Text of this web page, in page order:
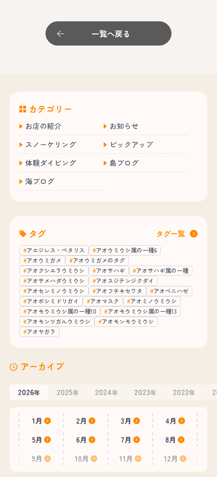
一覧へ戻る
カテゴリー
お店の紹介
お知らせ
スノーケリング
ピックアップ
体験ダイビング
島ブログ
海ブログ
タグ タグ一覧
アエジレス・ペタリス
アオウミウシ属の一種6
アオウミガメ
アオウミガメのタグ
アオクシエラウミウシ
アオサハギ
アオサハギ属の一種
アオサメハダウミウシ
アオスジテンジクダイ
アオセンミノウミウシ
アオフチキセワタ
アオベニハゼ
アオボシミドリガイ
アオマスク
アオミノウミウシ
アオモウミウシ属の一種10
アオモウミウシ属の一種13
アオモンツガルウミウシ
アオモンモウミウシ
アオヤガラ
アーカイブ
2026年 2025年 2024年 2023年 2022年
1月 2月 3月
4月
5月
6月 7月
8月
9月
10月 11月 12月